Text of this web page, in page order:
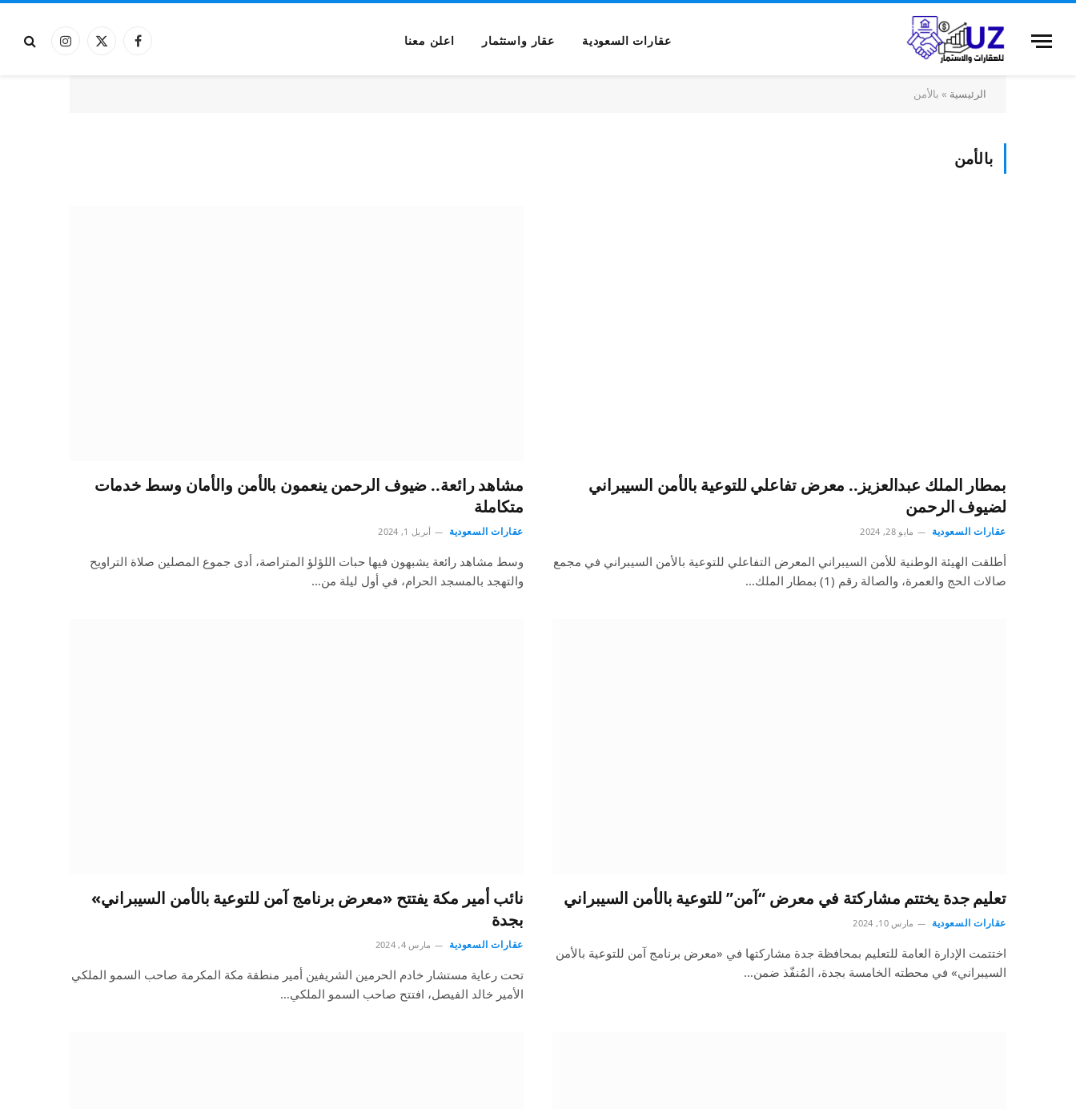
عقارات السعودية عقار واستثمار اعلن معنا فيسبوكX
الانستغرام
الرئيسية » بالأمن
بالأمن
بمطار الملك عبدالعزيز.. معرض تفاعلي للتوعية بالأمن السيبراني
لضيوف الرحمن
عقارات السعودية مايو 28, 2024
أطلقت الهيئة الوطنية للأمن السيبراني المعرض التفاعلي للتوعية بالأمن السيبراني في مجمع
صالات الحج والعمرة، والصالة رقم (1) بمطار الملك…
مشاهد رائعة.. ضيوف الرحمن ينعمون بالأمن والأمان وسط خدمات
متكاملة
عقارات السعودية أبريل 1, 2024
وسط مشاهد رائعة يشبهون فيها حبات اللؤلؤ المتراصة، أدى جموع المصلين صلاة التراويح
والتهجد بالمسجد الحرام، في أول ليلة من…
تعليم جدة يختتم مشاركتة في معرض “آمن” للتوعية بالأمن السيبراني
عقارات السعودية مارس 10, 2024
اختتمت الإدارة العامة للتعليم بمحافظة جدة مشاركتها في «معرض برنامج آمن للتوعية بالأمن
السيبراني» في محطته الخامسة بجدة، المُنفّذ ضمن…
نائب أمير مكة يفتتح «معرض برنامج آمن للتوعية بالأمن السيبراني»
بجدة
عقارات السعودية مارس 4, 2024
تحت رعاية مستشار خادم الحرمين الشريفين أمير منطقة مكة المكرمة صاحب السمو الملكي
الأمير خالد الفيصل، افتتح صاحب السمو الملكي…